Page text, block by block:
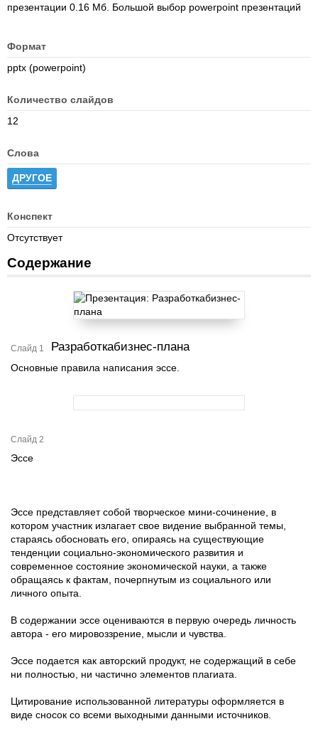
презентации 0.16 Мб. Большой выбор powerpoint презентаций
Формат
pptx (powerpoint)
Количество слайдов
12
Слова
ДРУГОЕ
Конспект
Отсутствует
Содержание
Слайд 1 Разработкабизнес-плана
Основные правила написания эссе.
Слайд 2
Эссе
Эссе представляет собой творческое мини-сочинение, в
котором участник излагает свое видение выбранной темы,
стараясь обосновать его, опираясь на существующие
тенденции социально-экономического развития и
современное состояние экономической науки, а также
обращаясь к фактам, почерпнутым из социального или
личного опыта.
В содержании эссе оцениваются в первую очередь личность
автора - его мировоззрение, мысли и чувства.
Эссе подается как авторский продукт, не содержащий в себе
ни полностью, ни частично элементов плагиата.
Цитирование использованной литературы оформляется в
виде сносок со всеми выходными данными источников.